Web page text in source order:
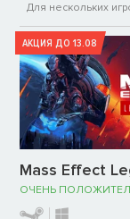
Для нескольких
АКЦИЯ ДО 13.08
Mass Effect
ОЧЕНЬ